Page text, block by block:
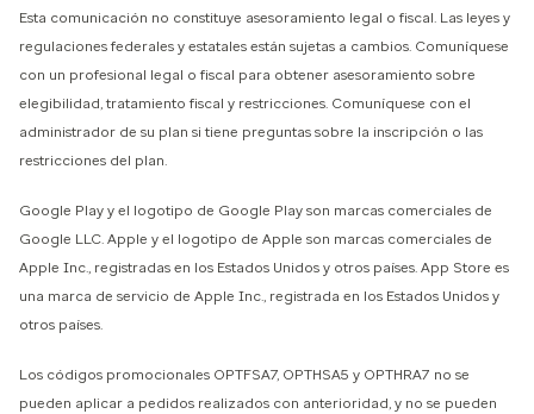
Esta comunicación no constituye asesoramiento legal o fiscal. Las leyes y
regulaciones federales y estatales están sujetas a cambios. Comuníquese
con un profesional legal o fiscal para obtener asesoramiento sobre
elegibilidad, tratamiento fiscal y restricciones. Comuníquese con el
administrador de su plan si tiene preguntas sobre la inscripción o las
restricciones del plan.
Google Play y el logotipo de Google Play son marcas comerciales de
Google LLC. Apple y el logotipo de Apple son marcas comerciales de
Apple Inc., registradas en los Estados Unidos y otros países. App Store es
una marca de servicio de Apple Inc., registrada en los Estados Unidos y
otros países.
Los códigos promocionales OPTFSA7, OPTHSA5 y OPTHRA7 no se
pueden aplicar a pedidos realizados con anterioridad, y no se pueden